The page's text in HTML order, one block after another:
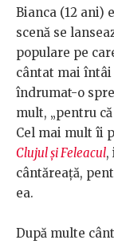
Bianca (12 ani)
scenă se
populare pe
cântat mai întâi
îndrumat-o
mult, „pentru
Cel mai mult îi
Clujul și Feleacul,
cântăreață,
ea.
După multe